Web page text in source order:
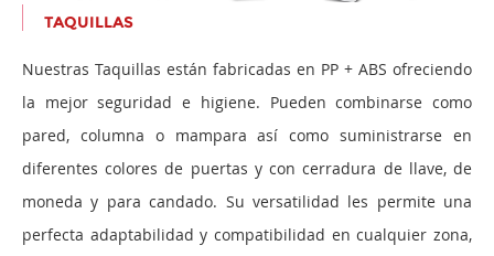
TAQUILLAS
Nuestras Taquillas están fabricadas en PP + ABS ofreciendo
la mejor seguridad e higiene. Pueden combinarse como
pared, columna o mampara así como suministrarse en
diferentes colores de puertas y con cerradura de llave, de
moneda y para candado. Su versatilidad les permite una
perfecta adaptabilidad y compatibilidad en cualquier zona,